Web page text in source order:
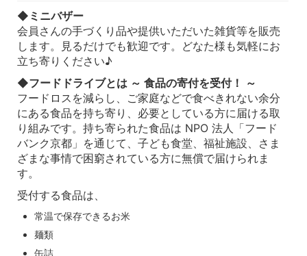
◆ ミニバザー
会員さんの手づくり品や提供いただいた雑貨等を販売
します。見るだけでも歓迎です。どなた様も気軽にお
立ち寄りください♪
◆フードドライブとは ～ 食品の寄付を受付！ ～
フードロスを減らし、ご家庭などで食べきれない余分
にある食品を持ち寄り、必要としている方に届ける取
り組みです。持ち寄られた食品は NPO 法人「フード
バンク京都」を通じて、子ども食堂、福祉施設、さま
ざまな事情で困窮されている方に無償で届けられま
す。
受付する食品は、
常温で保存できるお米
麺類
缶詰